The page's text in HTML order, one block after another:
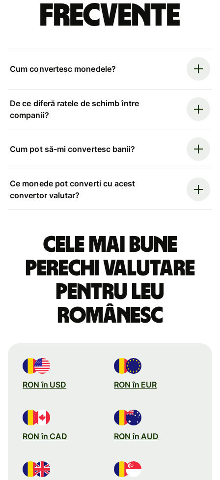
frecvente
Cum convertesc monedele?
De ce diferă ratele de schimb între
companii?
Cum pot să-mi convertesc banii?
Ce monede pot converti cu acest
convertor valutar?
Cele mai bune
perechi valutare
pentru leu
românesc
RON în USD RON în EUR
RON în CAD RON în AUD